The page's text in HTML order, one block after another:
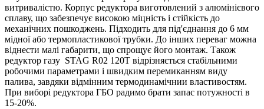
витривалістю. Корпус редуктора виготовлений з алюмінієвого
сплаву, що забезпечує високою міцність і стійкість до
механічних пошкоджень. Підходить для під'єднання до 6 мм
мідної або термопластикової трубки. До інших переваг можна
віднести малі габарити, що спрощує його монтаж. Також
редуктор газу STAG R02 120T відрізняється стабільними
робочими параметрами і швидким перемиканням виду
палива, завдяки відмінним термодинамічнии властивостям.
При виборі редуктора ГБО радимо брати запас потужності в
15-20%.